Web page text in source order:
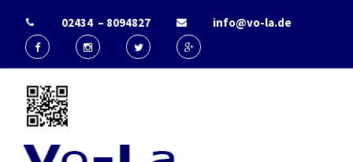
02434 – 8094827 info@vo-la.de